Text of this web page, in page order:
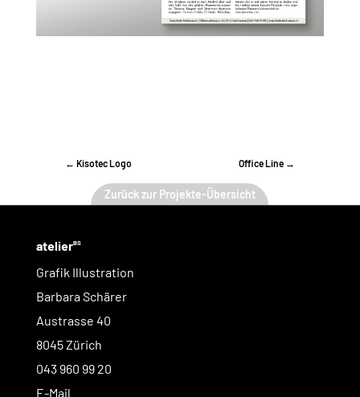
← Kisotec Logo Office Line →
Zurück zur Projekte-Übersicht
atelierBS
Grafik Illustration
Barbara Schärer
Austrasse 40
8045 Zürich
043 960 99 20
E-Mail